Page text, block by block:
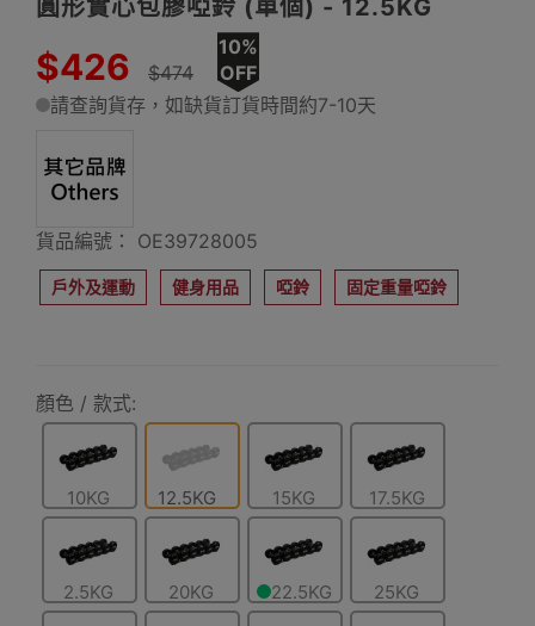
圓形實心包膠啞鈴 (單個) - 12.5KG
$426 $474
10%
OFF
請查詢貨存，如缺貨訂貨時間約7-10天
貨品編號： OE39728005
戶外及運動 健身用品 啞鈴 固定重量啞鈴
顏色 / 款式:
10KG 12.5KG 15KG 17.5KG
2.5KG 20KG 22.5KG 25KG